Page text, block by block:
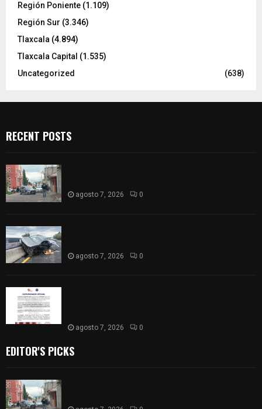
Región Poniente (1.109)
Región Sur (3.346)
Tlaxcala (4.894)
Tlaxcala Capital (1.535)
Uncategorized
(638)
RECENT POSTS
agosto 7, 2026 0
agosto 7, 2026 0
agosto 7, 2026 0
EDITOR'S PICKS